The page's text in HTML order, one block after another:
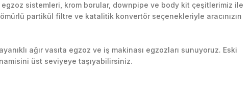
sistemleri, krom borular, downpipe ve body kit çeşitlerimiz ile
partikül filtre ve katalitik konvertör seçenekleriyle aracınızın
ağır vasıta egzoz ve iş makinası egzozları sunuyoruz. Eski
üst seviyeye taşıyabilirsiniz.